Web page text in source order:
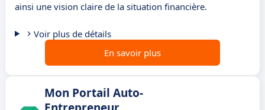
ainsi une vision claire de la situation financière.
Voir plus de détails
En savoir plus
Mon Portail Auto-